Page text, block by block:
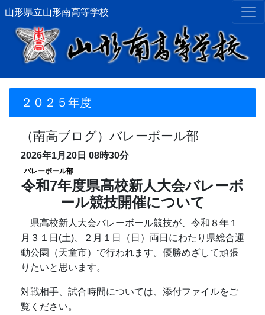
山形県立山形南高等学校
２０２５年度
（南高ブログ）バレーボール部
2026年1月20日 08時30分
バレーボール部
令和7年度県高校新人大会バレーボ
ール競技開催について
県高校新人大会バレーボール競技が、令和８年１
月３１日(土)、２月１日（日）両日にわたり県総合運
動公園（天童市）で行われます。優勝めざして頑張
りたいと思います。
対戦相手、試合時間については、添付ファイルをご
覧ください。